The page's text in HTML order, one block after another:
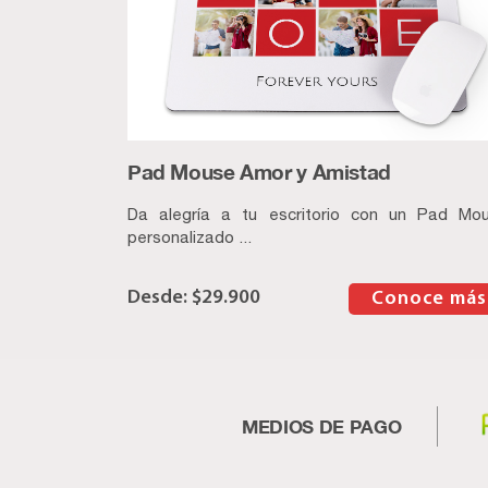
Pad Mouse Amor y Amistad
Da alegría a tu escritorio con un Pad
personalizado ...
$29.900 Conoce más
MEDIOS DE PAGO